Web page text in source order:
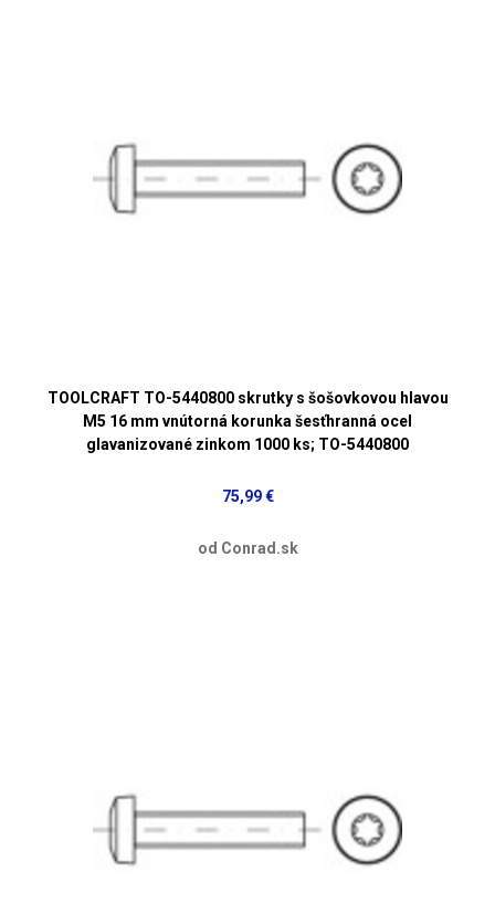
TOOLCRAFT TO-5440800 skrutky s šošovkovou hlavou
M5 16 mm vnútorná korunka šesťhranná ocel
glavanizované zinkom 1000 ks; TO-5440800
75,99 €
od Conrad.sk